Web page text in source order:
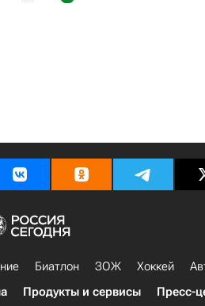
Биатлон ЗОЖ Хоккей
Продукты и сервисы Пресс-